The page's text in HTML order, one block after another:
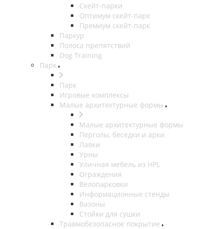
Скейт-парки
Оптимум скейт-парк
Премиум скейт-парк
Паркур
Полоса препятствий
Dog Training
Парк
Парк
Игровые комплексы
Малые архитектурные формы
Малые архитектурные формы
Перголы, беседки и арки
Лавки
Урны
Уличная мебель из HPL
Ограждения
Велопарковки
Информационные стенды
Вазоны
Стойки для сушки
Травмобезопасное покрытие